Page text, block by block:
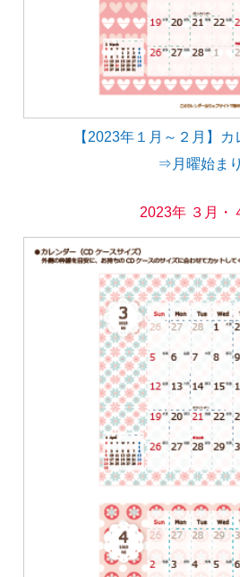
【2023年１月～２月】
⇒月曜始まり
2023年 ３月・